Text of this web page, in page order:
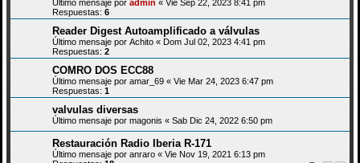
Último mensaje por admin « Vie Sep 22, 2023 8:41 pm
Respuestas: 6
Reader Digest Autoamplificado a válvulas
Último mensaje por Achito « Dom Jul 02, 2023 4:41 pm
Respuestas: 2
COMRO DOS ECC88
Último mensaje por amar_69 « Vie Mar 24, 2023 6:47 pm
Respuestas: 1
valvulas diversas
Último mensaje por magonis « Sab Dic 24, 2022 6:50 pm
Restauración Radio Iberia R-171
Último mensaje por anraro « Vie Nov 19, 2021 6:13 pm